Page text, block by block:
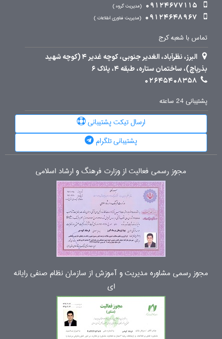
09124677115
مدیریت گروه
09124648967 مدیریت فناوری اطلاعات
تماس با شعبه کرج
البرز، نظرآباد، الغدیر جنوبی، کوچه غدیر 4 (کوچه شهید
بذرپاچ)، ساختمان ستاره، طبقه 4، پلاک 6
02645408358
پشتیبانی 24 ساعته
ارسال تیکت پشتیبانی
پشتیبانی تلگرام
مجوز رسمی فعالیت از وزارت فرهنگ و ارشاد اسلامی
مجوز رسمی مشاوره مدیریت و آموزش از سازمان نظام صنفی رایانه
ای